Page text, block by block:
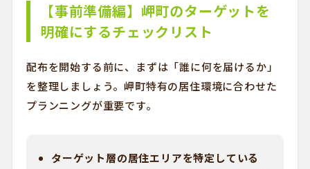
【事前準備編】岬町のターゲットを
明確にするチェックリスト
配布を開始する前に、まずは「誰に何を届けるか」
を整理しましょう。岬町特有の居住環境に合わせた
プランニングが重要です。
ターゲット層の居住エリアを特定している